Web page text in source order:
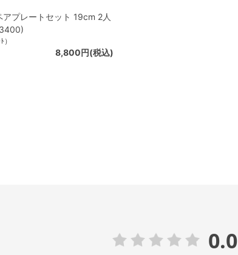
アプレートセット 19cm 2人
8,800円(税込)
0.0